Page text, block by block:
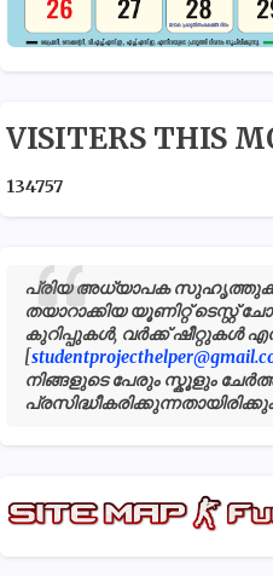
VISITERS THIS
134757
പ്രിയ അധ്യാപക
തയാറാക്കിയ യൂണിറ്റ് ടെസ്റ്റ്
കുറിപ്പുകൾ, വർക്ക് ഷീറ്റുകൾ
[
നിങ്ങളുടെ പേരും സ്കൂളും